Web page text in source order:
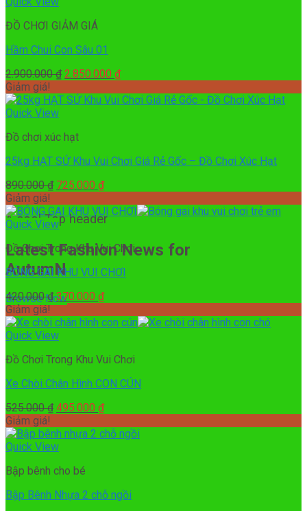
A cool Top header
Latest Fashion News for
AutumN
Browse Now
ĐỒ CHƠI GIẢM GIÁ
Hầm Chui Con Sâu 01
2.900.000₫ Giá
là:
2.850.000 ₫Giá
tại
Giảm giá!
Quick View
Đồ chơi xúc hạt
25kg HẠT SỨ Khu Vui Chơi Giá Rẻ Gốc – Đồ Chơi Xúc Hạt
890.000₫ Giá
là:
890.000 ₫.
725.000 ₫Giá
tại
là:
Giảm giá!
Quick View
Đồ Chơi Trong Khu Vui Chơi
BÓNG GAI KHU VUI CHƠI
420.000₫Giá
gốc
là:
420.000 ₫.
370.000 ₫Giá
tại
Giảm giá!
Quick View
Đồ Chơi Trong Khu Vui Chơi
Xe Chòi Chân Hình CON CÚN
525.000₫ Giá
là:
525.000 ₫.
495.000 ₫Giá
tại
Giảm giá!
Quick View
Bập bênh cho bé
Bập Bênh Nhựa 2 chỗ ngồi